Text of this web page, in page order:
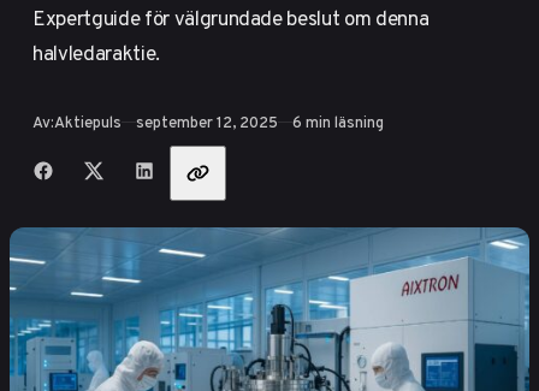
Expertguide för välgrundade beslut om denna
halvledaraktie.
Av:Aktiepuls Publicerad
september 12, 2025 6 min läsning
Dela med vänner